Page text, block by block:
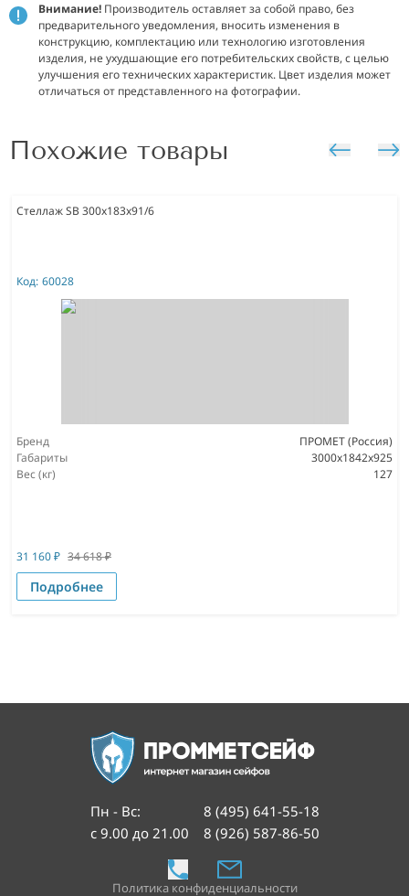
Внимание! Производитель оставляет за собой право, без
предварительного уведомления, вносить изменения в
конструкцию, комплектацию или технологию изготовления
изделия, не ухудшающие его потребительских свойств, с целью
улучшения его технических характеристик. Цвет изделия может
отличаться от представленного на фотографии.
Похожие товары
Стеллаж SB 300x183x91/6
Код: 60028
Бренд
ПРОМЕТ (Россия)
Габариты
3000x1842x925
Вес (кг)
127
31 160₽ 34 618₽
Подробнее
Пн - Вс:
с 9.00 до 21.00
8 (495) 641-55-18
8 (926) 587-86-50
Политика конфиденциальности